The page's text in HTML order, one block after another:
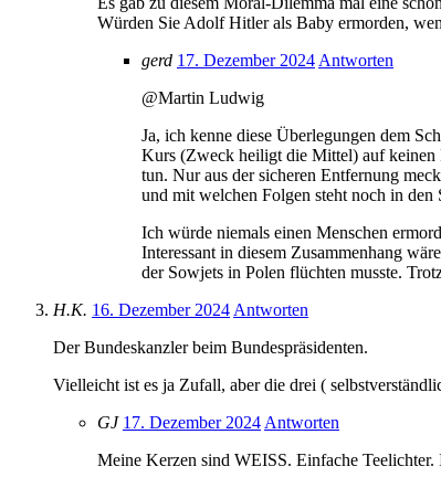
Würden Sie Adolf Hitler als Baby ermorden,
gerd 17. Dezember 2024 Antworten
@Martin Ludwig
Ja, ich kenne diese Überlegungen dem
Kurs (Zweck heiligt die Mittel) auf keinen
tun. Nur aus der sicheren Entfernung
und mit welchen Folgen steht noch in den
Ich würde niemals einen Menschen
Interessant in diesem Zusammenhang
der Sowjets in Polen flüchten musste.
H.K. 16. Dezember 2024 Antworten
Der Bundeskanzler beim Bundespräsidenten.
Vielleicht ist es ja Zufall, aber die drei (
GJ 17. Dezember 2024 Antworten
Meine Kerzen sind WEISS. Einfache Teelichter.